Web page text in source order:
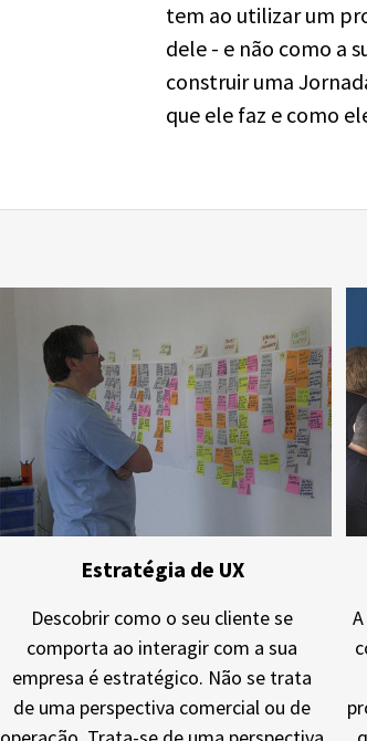
tem ao utilizar um
dele - e não como a
construir uma
que ele faz e como
Estratégia de UX
Descobrir como o seu cliente se
comporta ao interagir com a sua
empresa é estratégico. Não se trata
de uma perspectiva comercial ou de